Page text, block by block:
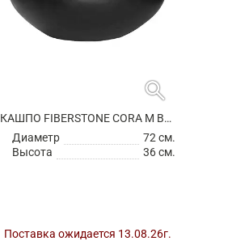
search
КАШПО FIBERSTONE CORA M BLACK
Диаметр
72 см.
Высота
36 см.
Поставка ожидается 13.08.26г.